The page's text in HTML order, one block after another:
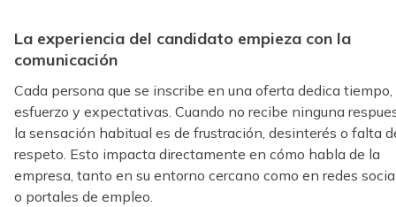
La experiencia del candidato empieza con la
comunicación
Cada persona que se inscribe en una oferta dedica tiempo,
esfuerzo y expectativas. Cuando no recibe ninguna
la sensación habitual es de frustración, desinterés o falta
respeto. Esto impacta directamente en cómo habla de la
empresa, tanto en su entorno cercano como en redes
o portales de empleo.